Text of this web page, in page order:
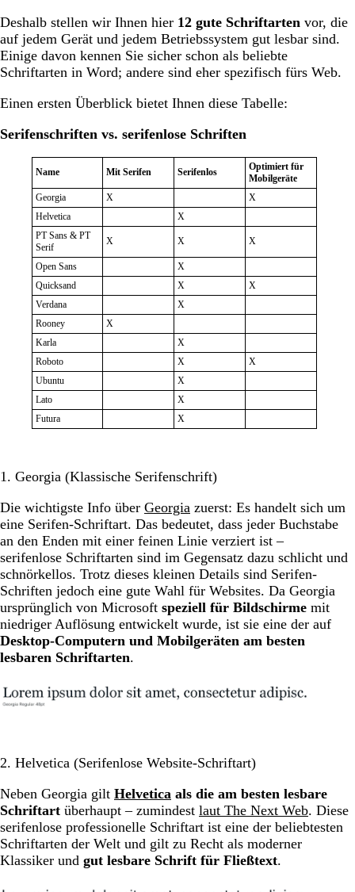
Deshalb stellen wir Ihnen hier 12 gute Schriftarten vor, die
auf jedem Gerät und jedem Betriebssystem gut lesbar sind.
Einige davon kennen Sie sicher schon als beliebte
Schriftarten in Word; andere sind eher spezifisch fürs Web.
Einen ersten Überblick bietet Ihnen diese Tabelle:
Serifenschriften vs. serifenlose Schriften
Name Mit Serifen Serifenlos
Optimiert für
Mobilgeräte
Georgia
X
X
Helvetica
X
PT Sans & PT
Serif
X X X
Open Sans
X
Quicksand
X
X
Verdana
X
Rooney
X
Karla
X
Roboto
X
X
Ubuntu
X
Lato
X
Futura
X
1. Georgia (Klassische Serifenschrift)
Die wichtigste Info über Georgia zuerst: Es handelt sich um
eine Serifen-Schriftart. Das bedeutet, dass jeder Buchstabe
an den Enden mit einer feinen Linie verziert ist –
serifenlose Schriftarten sind im Gegensatz dazu schlicht und
schnörkellos. Trotz dieses kleinen Details sind Serifen-
Schriften jedoch eine gute Wahl für Websites. Da Georgia
ursprünglich von Microsoft speziell für Bildschirme mit
niedriger Auflösung entwickelt wurde, ist sie eine der auf
Desktop-Computern und Mobilgeräten am besten
lesbaren Schriftarten.
2. Helvetica (Serifenlose Website-Schriftart)
Neben Georgia gilt Helvetica als die am besten lesbare
Schriftart überhaupt – zumindest laut The Next Web. Diese
serifenlose professionelle Schriftart ist eine der beliebtesten
Schriftarten der Welt und gilt zu Recht als moderner
Klassiker und gut lesbare Schrift für Fließtext.
Roboto (Moderne System-Schriftart)
Ubuntu (Besondere Webfont für IT & Technik)
Lato (Stabile Schriftart für Unternehmenswebsites)
Futura (Geometrische & elegante Schriftart)
Warum barrierefreie Schriftarten für Ihre Website